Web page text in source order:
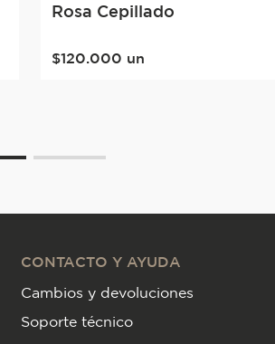
Rosa Cepillado
$120.000 un
CONTACTO Y AYUDA
Cambios y devoluciones
Soporte técnico